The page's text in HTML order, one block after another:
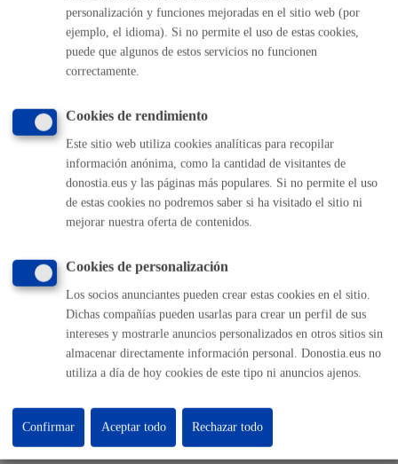
(+34) 943 481 000
Buzón de la ciudadanía
Informar de un error en la web
Enlaces útiles
Ofertas de empleo
Perfil del contratante
Sala de prensa
Otras páginas web corporativas
Donostia Kirola
Donostia Kultura
Donostia Turismo
personalización y funciones mejoradas en el sitio web (por
ejemplo, el idioma). Si no permite el uso de estas cookies,
puede que algunos de estos servicios no funcionen
correctamente.
Cookies de rendimiento
Este sitio web utiliza cookies analíticas para recopilar
información anónima, como la cantidad de visitantes de
donostia.eus y las páginas más populares. Si no permite el uso
de estas cookies no podremos saber si ha visitado el sitio ni
mejorar nuestra oferta de contenidos.
Cookies de personalización
Los socios anunciantes pueden crear estas cookies en el sitio.
Dichas compañías pueden usarlas para crear un perfil de sus
intereses y mostrarle anuncios personalizados en otros sitios sin
almacenar directamente información personal. Donostia.eus no
utiliza a día de hoy cookies de este tipo ni anuncios ajenos.
Rechazar todo
Confirmar Aceptar todo